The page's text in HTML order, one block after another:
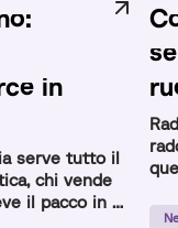
in
serve tutto il
chi vende
il pacco in 3